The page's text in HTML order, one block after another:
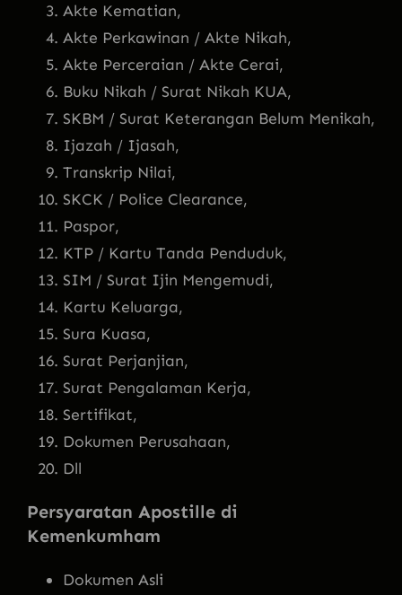
Akte Kematian,
Akte Perkawinan / Akte Nikah,
Akte Perceraian / Akte Cerai,
Buku Nikah / Surat Nikah KUA,
SKBM / Surat Keterangan Belum Menikah,
Ijazah / Ijasah,
Transkrip Nilai,
SKCK / Police Clearance,
Paspor,
KTP / Kartu Tanda Penduduk,
SIM / Surat Ijin Mengemudi,
Kartu Keluarga,
Sura Kuasa,
Surat Perjanjian,
Surat Pengalaman Kerja,
Sertifikat,
Dokumen Perusahaan,
Dll
Persyaratan Apostille di
Kemenkumham
Dokumen Asli